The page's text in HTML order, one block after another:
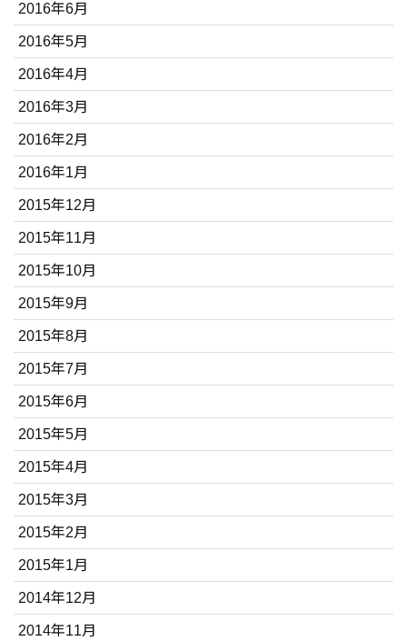
2016年6月
2016年5月
2016年4月
2016年3月
2016年2月
2016年1月
2015年12月
2015年11月
2015年10月
2015年9月
2015年8月
2015年7月
2015年6月
2015年5月
2015年4月
2015年3月
2015年2月
2015年1月
2014年12月
2014年11月